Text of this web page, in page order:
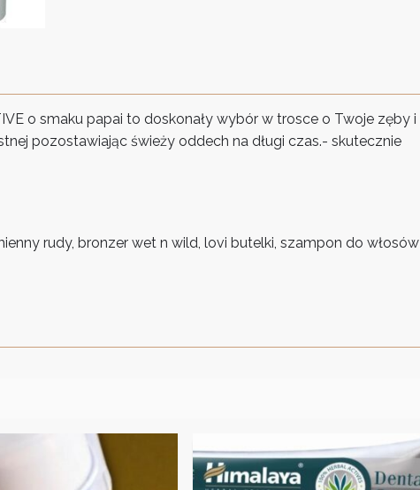
o smaku papai to doskonały wybór w trosce o Twoje zęby i
pozostawiając świeży oddech na długi czas.- skutecznie
rudy, bronzer wet n wild, lovi butelki, szampon do włosów